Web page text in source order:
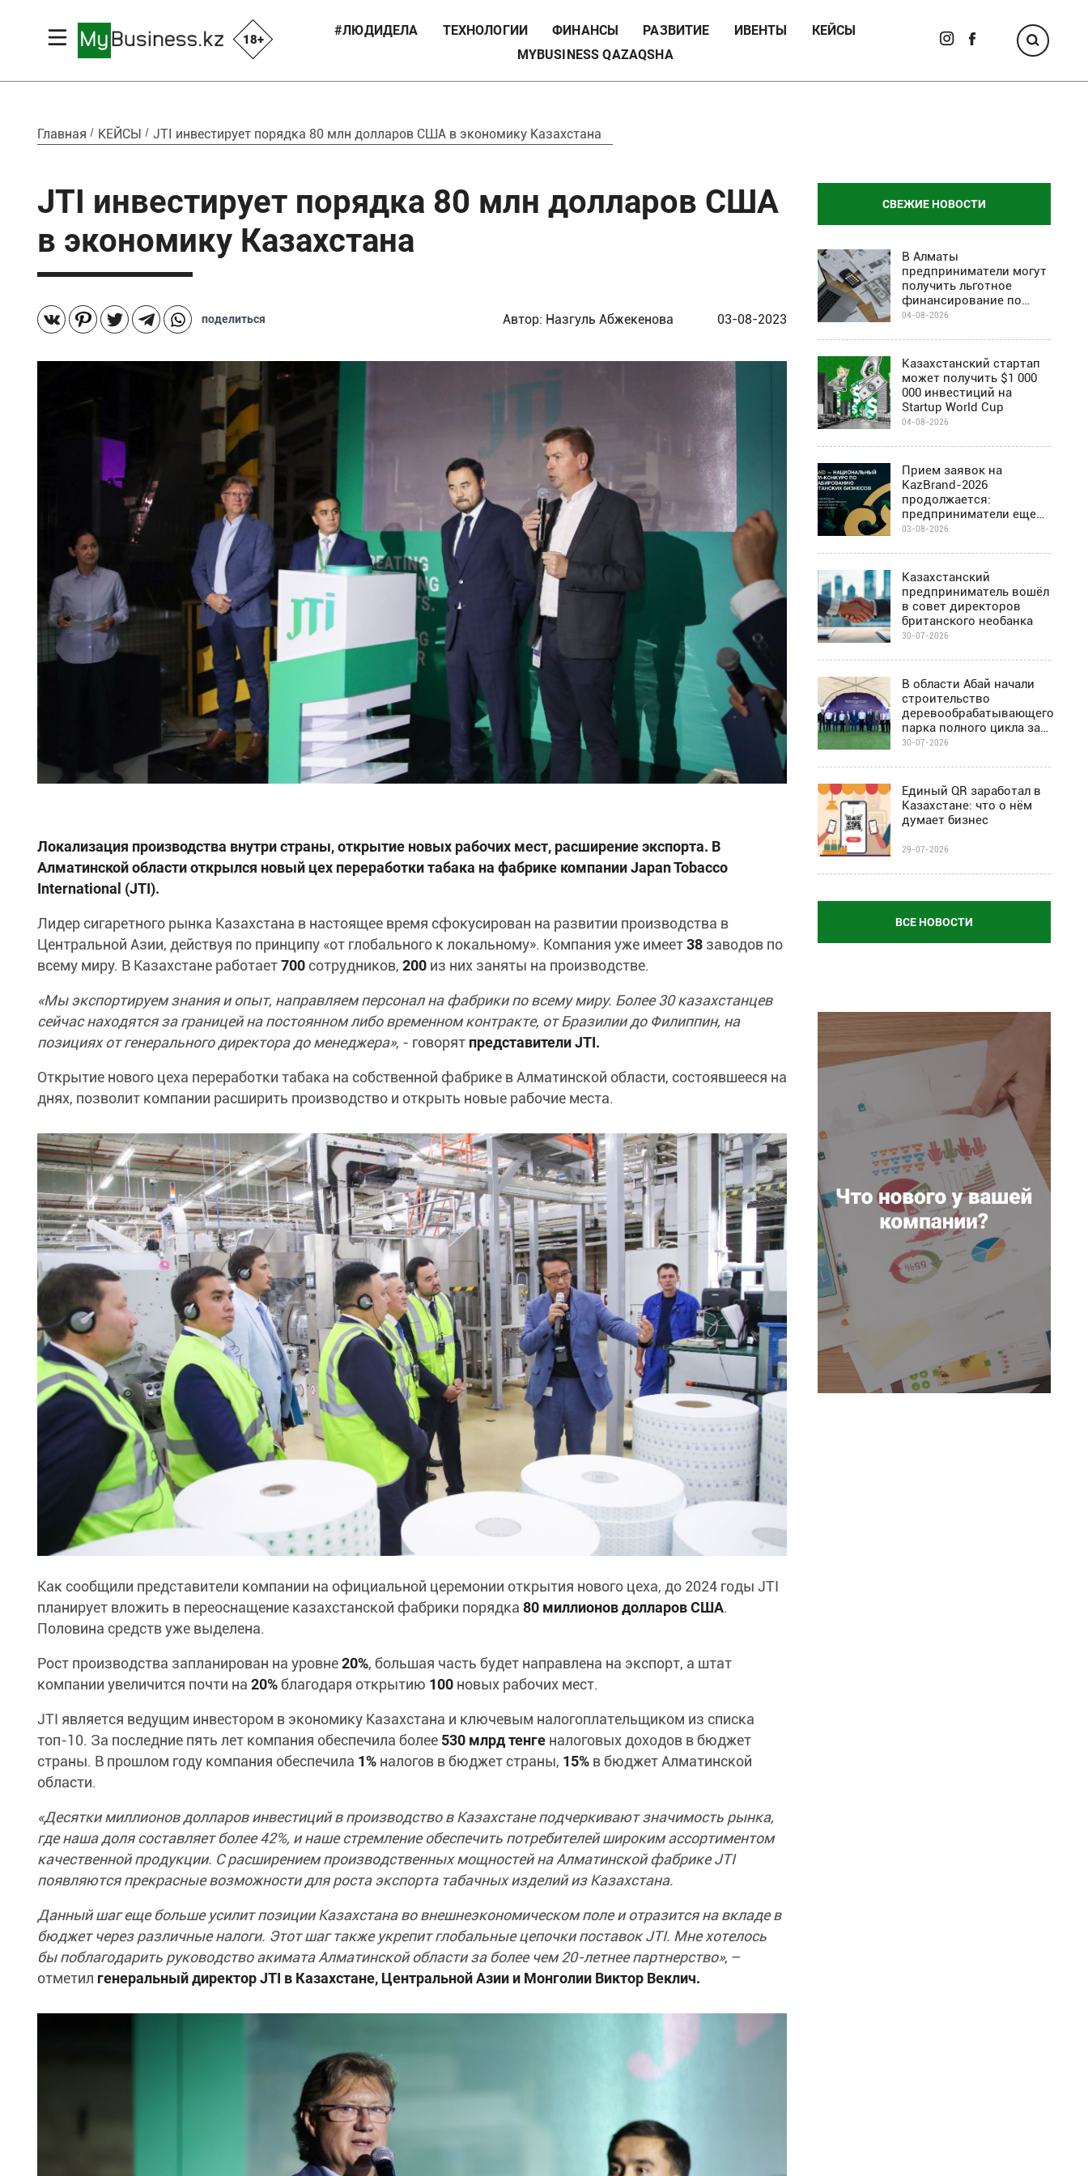
18+
#ЛЮДИДЕЛА ТЕХНОЛОГИИ ФИНАНСЫ РАЗВИТИЕ ИВЕНТЫ
КЕЙСЫ
MYBUSINESS QAZAQSHA
Главная КЕЙСЫ JTI инвестирует порядка 80 млн долларов США в экономику Казахстана
JTI инвестирует порядка 80 млн долларов США
в экономику Казахстана
поделиться Автор: Назгуль Абжекенова 03-08-2023
Локализация производства внутри страны, открытие новых рабочих мест, расширение экспорта. В
Алматинской области открылся новый цех переработки табака на фабрике компании Japan Tobacco
International (JTI).
Лидер сигаретного рынка Казахстана в настоящее время сфокусирован на развитии производства в
Центральной Азии, действуя по принципу «от глобального к локальному». Компания уже имеет38 заводов по
всему миру. В Казахстане работает700 сотрудников, 200 из них заняты на производстве.
«Мы экспортируем знания и опыт, направляем персонал на фабрики по всему миру. Более 30 казахстанцев
сейчас находятся за границей на постоянном либо временном контракте, от Бразилии до Филиппин, на
позициях от генерального директора до менеджера», - говорят представители JTI.
Открытие нового цеха переработки табака на собственной фабрике в Алматинской области, состоявшееся на
днях, позволит компании расширить производство и открыть новые рабочие места.
Как сообщили представители компании на официальной церемонии открытия нового цеха, до 2024 годы JTI
планирует вложить в переоснащение казахстанской фабрики порядка 80 миллионов долларов США.
Половина средств уже выделена.
Рост производства запланирован на уровне20%, большая часть будет направлена на экспорт, а штат
компании увеличится почти на 20%благодаря открытию 100 новых рабочих мест.
JTI является ведущим инвестором в экономику Казахстана и ключевым налогоплательщиком из списка
топ-10. За последние пять лет компания обеспечила более 530 млрдтенге налоговых доходов в бюджет
страны. В прошлом году компания обеспечила 1% налогов в бюджет страны, 15% в бюджет Алматинской
области.
«Десятки миллионов долларов инвестиций в производство в Казахстане подчеркивают значимость рынка,
где наша доля составляет более 42%, и наше стремление обеспечить потребителей широким ассортиментом
качественной продукции. С расширением производственных мощностей на Алматинской фабрике JTI
появляются прекрасные возможности для роста экспорта табачных изделий из Казахстана.
Данный шаг еще больше усилит позиции Казахстана во внешнеэкономическом поле и отразится на вкладе в
бюджет через различные налоги. Этот шаг также укрепит глобальные цепочки поставок JTI. Мне хотелось
бы поблагодарить руководство акимата Алматинской области за более чем 20-летнее партнерство», –
отметил генеральный директор JTI в Казахстане, Центральной Азии и Монголии Виктор Веклич.
СВЕЖИЕ НОВОСТИ
В Алматы
предприниматели могут
получить льготное
финансирование по
программе Almaty
04-08-2026
Казахстанский стартап
может получить $1 000
000 инвестиций на
Startup World Cup
04-08-2026
Прием заявок на
KazBrand-2026
продолжается:
предприниматели еще
могут присоединиться к
03-08-2026
Казахстанский
предприниматель вошёл
в совет директоров
британского необанка
30-07-2026
В области Абай начали
строительство
деревообрабатывающего
парка полного цикла за
$67 млн
30-07-2026
Единый QR заработал в
Казахстане: что о нём
думает бизнес
29-07-2026
ВСЕ НОВОСТИ